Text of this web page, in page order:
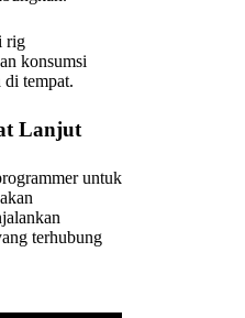
rig
konsumsi
di tempat.
Lanjut
untuk
terhubung